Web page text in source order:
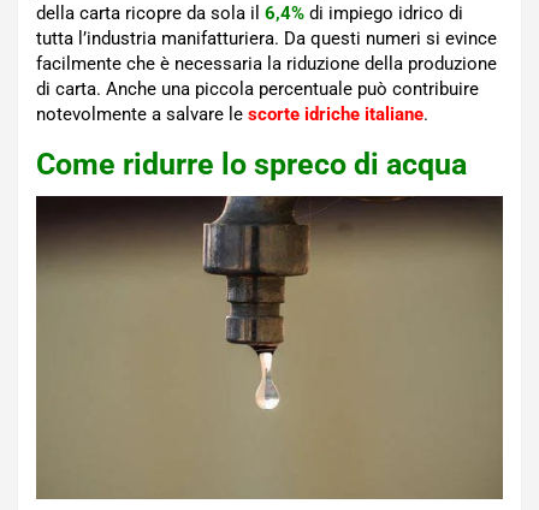
della carta ricopre da sola il 6,4% di impiego idrico di
tutta l’industria manifatturiera. Da questi numeri si evince
facilmente che è necessaria la riduzione della produzione
di carta. Anche una piccola percentuale può contribuire
notevolmente a salvare le scorte idriche italiane.
Come ridurre lo spreco di acqua